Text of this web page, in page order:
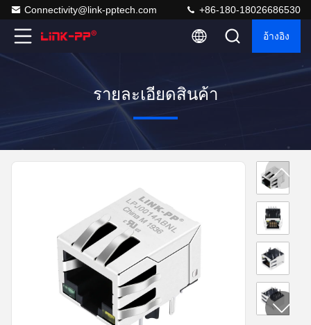
Connectivity@link-pptech.com +86-180-18026686530
อ้างอิง
รายละเอียดสินค้า